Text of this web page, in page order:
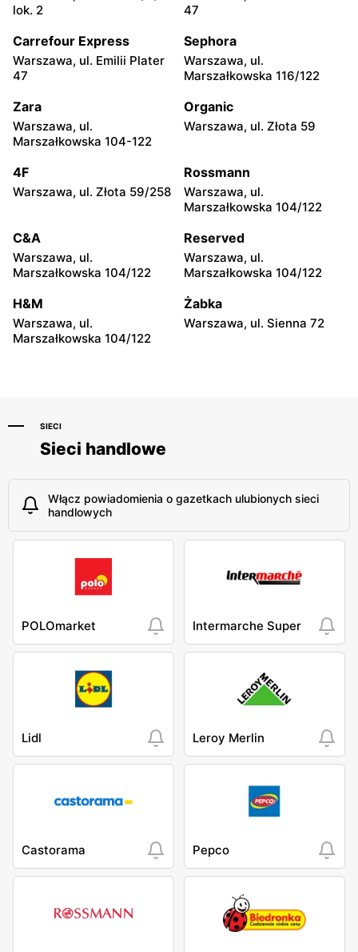
Warszawa, ul.
Warszawa, ul. Koszykowa 1
Carrefour Express
Warszawa, ul. Krakowskie
Carrefour Express
Warszawa, ul. Mokotowska
Carrefour Express
Warszawa, ul. Mokotowska
Carrefour Express
Carrefour Express Carrefour Express
Warszawa, ul. Solec 81
Carrefour Express
Warszawa, ul. Wąski Dunaj
10
Carrefour Express
Warszawa, ul. Grójecka 34
Carrefour Express
Warszawa, ul. Mordechaja
Anielewicza 2
Carrefour Express
Warszawa al. Jana Pawła II
lok. 2
47
Carrefour Express
Warszawa, ul. Emilii Plater
47
Sephora
Warszawa, ul.
Marszałkowska 116/122
Zara
Warszawa, ul.
Marszałkowska 104-122
Organic
Warszawa, ul. Złota 59
4F
Warszawa, ul. Złota 59/258
Rossmann
Warszawa, ul.
Marszałkowska 104/122
C&A
Warszawa, ul.
Marszałkowska 104/122
Reserved
Warszawa, ul.
Marszałkowska 104/122
H&M
Warszawa, ul.
Marszałkowska 104/122
Żabka
Warszawa, ul. Sienna 72
SIECI
Sieci handlowe
Włącz powiadomienia o gazetkach ulubionych sieci
handlowych
POLOmarket Intermarche Super
Lidl Leroy Merlin
Castorama Pepco